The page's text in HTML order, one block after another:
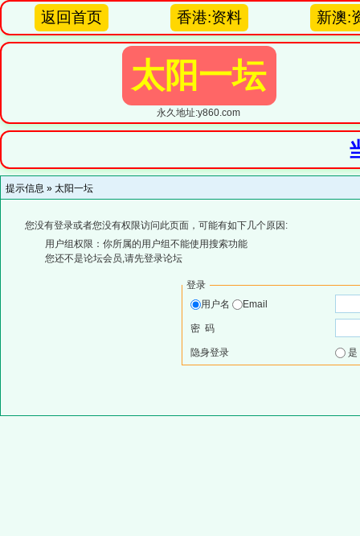
返回首页 香港:资料 新澳:
太阳一坛
永久地址:y860.com
提示信息 » 太阳一坛
您没有登录或者您没有权限访问此页面，可能有如下几个原因:
用户组权限：你所属的用户组不能使用搜索功能
您还不是论坛会员,请先登录论坛
登录
用户名
Email
密 码
隐身登录